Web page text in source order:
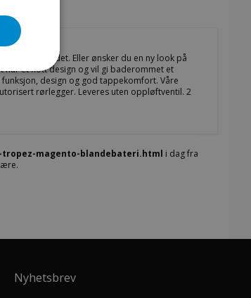
opp badet. Eller ønsker du en ny look på
har et flott design og vil gi baderommet et
design og god tappekomfort. Våre
rørlegger. Leveres uten oppløftventil. 2
tropez-magento-blandebateri.html i dag fra
Nyhetsbrev